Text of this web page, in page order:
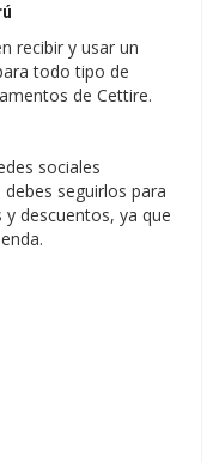
recibir y usar un
todo tipo de
de Cettire.
sociales
seguirlos para
descuentos, ya que